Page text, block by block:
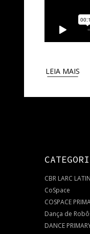
LEIA MAIS
CBR LARC
CoSpace
COSPACE
Dança de
DANCE